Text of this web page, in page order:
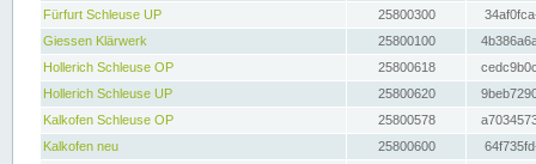
Fürfurt Schleuse UP
25800300
Giessen Klärwerk
25800100
Hollerich Schleuse OP
25800618
Hollerich Schleuse UP
25800620
Kalkofen Schleuse OP
25800578
Kalkofen neu
25800600